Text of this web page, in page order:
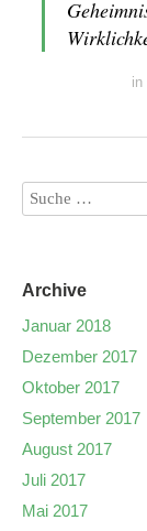
in
Archive
Januar 2018
Dezember 2017
Oktober 2017
September 2017
August 2017
Juli 2017
Mai 2017